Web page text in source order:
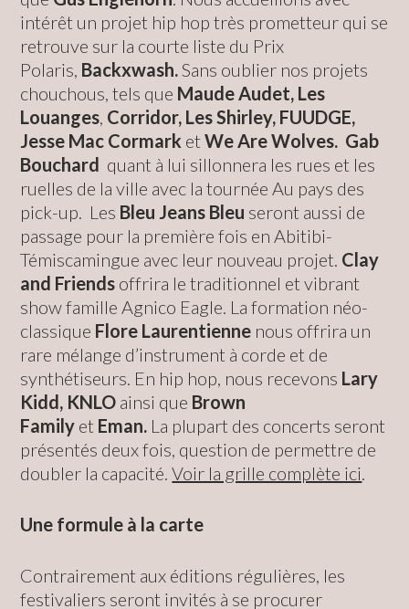
intérêt un projet hip hop très prometteur qui se
retrouve sur la courte liste du Prix
Polaris, Backxwash.Sans oublier nos projets
chouchous, tels que Maude Audet, Les
Louanges, Corridor, Les Shirley, FUUDGE,
Jesse Mac Cormark et We Are Wolves. Gab
Bouchard quant à lui sillonnera les rues et les
ruelles de la ville avec la tournée Au pays des
pick-up. Les Bleu Jeans Bleu seront aussi de
passage pour la première fois en Abitibi-
Témiscamingue avec leur nouveau projet. Clay
and Friends offrira le traditionnel et vibrant
show famille Agnico Eagle. La formation néo-
classique Flore Laurentienne nous offrira un
rare mélange d’instrument à corde et de
synthétiseurs. En hip hop, nous recevons Lary
Kidd, KNLO ainsi que Brown
Family et Eman. La plupart des concerts seront
présentés deux fois, question de permettre de
doubler la capacité.Voir la grille complète ici.
Une formule à la carte
Contrairement aux éditions régulières, les
festivaliers seront invités à se procurer